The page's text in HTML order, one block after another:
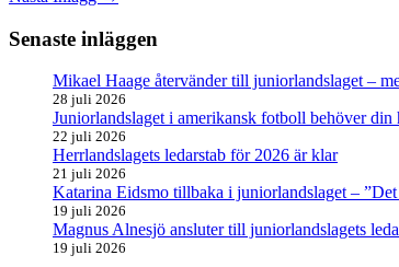
Senaste inläggen
Mikael Haage återvänder till juniorlandslaget –
28 juli 2026
Juniorlandslaget i amerikansk fotboll behöver din
22 juli 2026
Herrlandslagets ledarstab för 2026 är klar
21 juli 2026
Katarina Eidsmo tillbaka i juniorlandslaget –
19 juli 2026
Magnus Alnesjö ansluter till juniorlandslagets
19 juli 2026